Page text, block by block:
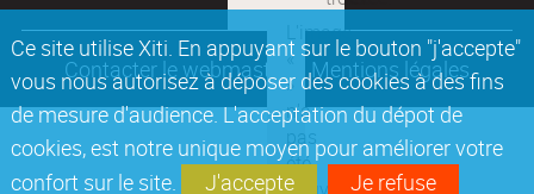
Ce site utilise Xiti. En appuyant sur le bouton "j'accepte"
vous nous autorisez à déposer des cookies à des fins
de mesure d'audience. L'acceptation du dépot de
cookies, est notre unique moyen pour améliorer votre
confort sur le site.
J'accepte Je refuse
Contacter le webmaster Mentions légales